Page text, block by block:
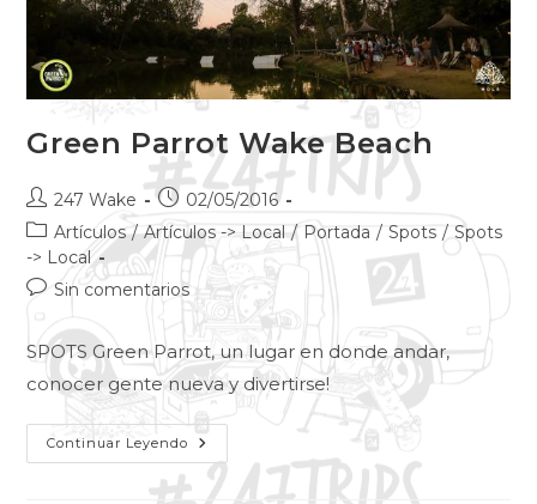
Green Parrot Wake Beach
247 Wake
02/05/2016
Artículos / Artículos -> Local / Portada / Spots / Spots
-> Local
Sin comentarios
SPOTS Green Parrot, un lugar en donde andar,
conocer gente nueva y divertirse!
Continuar Leyendo